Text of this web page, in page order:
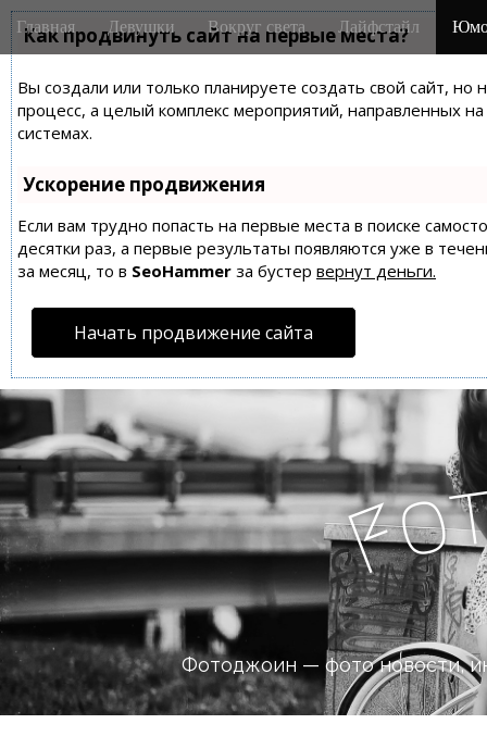
Как продвинуть сайт на первые места?
Вы создали или только планируете создать свой сайт,
процесс, а целый комплекс мероприятий, направленных
системах.
Ускорение продвижения
Если вам трудно попасть на первые места в поиске
десятки раз, а первые результаты появляются уже в
за месяц, то в SeoHammer за бустер вернут деньги.
Начать продвижение сайта
M
a
n
m
e
n
u
i
Главная Девушки Вокруг света Лайфстайл
Fo
Фотоджоин — фото новости,